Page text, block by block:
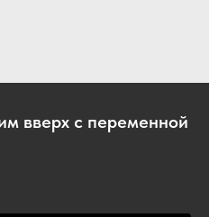
вверх с переменной